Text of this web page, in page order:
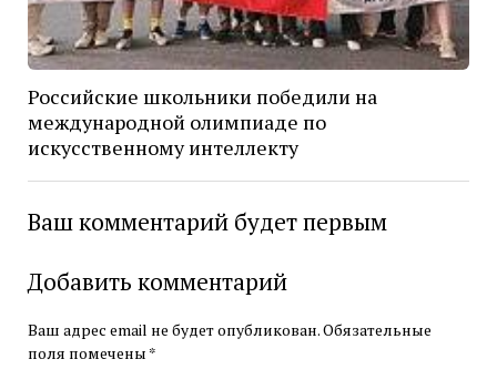
Российские школьники победили на
международной олимпиаде по
искусственному интеллекту
Ваш комментарий будет первым
Добавить комментарий
Ваш адрес email не будет опубликован.Обязательные
поля помечены *